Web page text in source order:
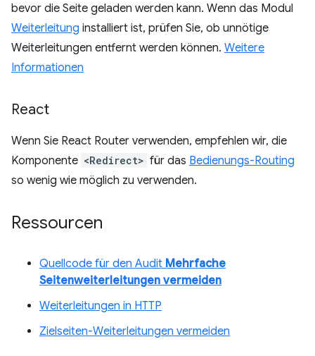
bevor die Seite geladen werden kann. Wenn das Modul
Weiterleitung installiert ist, prüfen Sie, ob unnötige
Weiterleitungen entfernt werden können. Weitere
Informationen
React
Wenn Sie React Router verwenden, empfehlen wir, die
Komponente <Redirect> für das Bedienungs-Routing
so wenig wie möglich zu verwenden.
Ressourcen
Quellcode für den Audit Mehrfache
Seitenweiterleitungen vermeiden
Weiterleitungen in HTTP
Zielseiten-Weiterleitungen vermeiden